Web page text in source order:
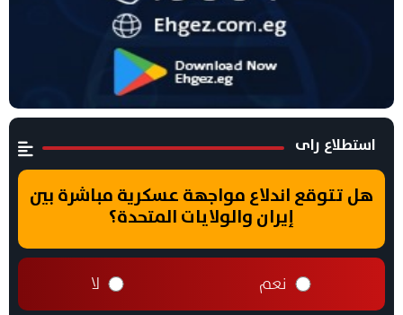
استطلاع راى
هل تتوقع اندلاع مواجهة عسكرية مباشرة بين
إيران والولايات المتحدة؟
نعم لا